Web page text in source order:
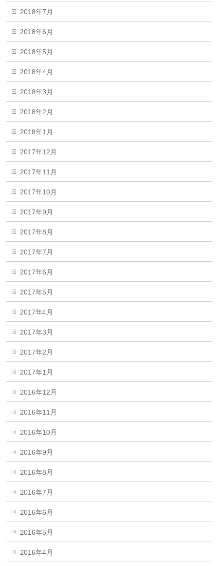
2018年7月
2018年6月
2018年5月
2018年4月
2018年3月
2018年2月
2018年1月
2017年12月
2017年11月
2017年10月
2017年9月
2017年8月
2017年7月
2017年6月
2017年5月
2017年4月
2017年3月
2017年2月
2017年1月
2016年12月
2016年11月
2016年10月
2016年9月
2016年8月
2016年7月
2016年6月
2016年5月
2016年4月